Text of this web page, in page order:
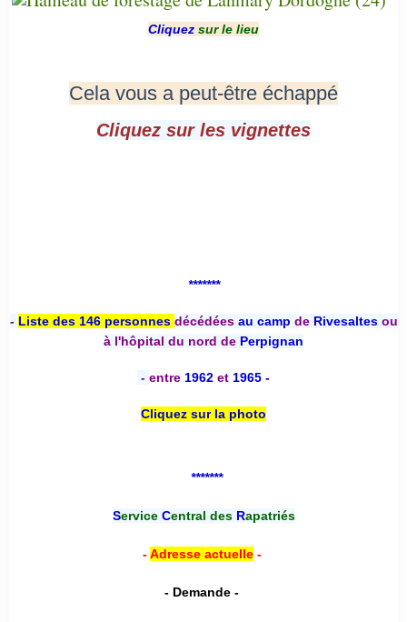
Cliquez sur le lieu
Cela vous a peut-être échappé
Cliquez sur les vignettes
*******
- Liste des 146 personnes décédées au camp deRivesaltesou
à l'hôpital du nord de Perpignan
- entre 1962 et 1965 -
Cliquez sur la photo
*******
Service Central desRapatriés
-Adresse actuelle-
- Demande -